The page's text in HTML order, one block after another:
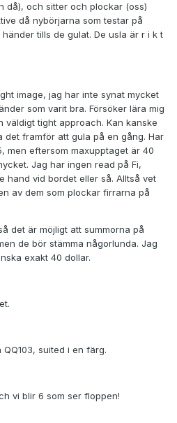
då), och sitter och plockar (oss)
då nybörjarna som testar på
tills de gulat. De usla är r i k t
image, jag har inte synat mycket
som varit bra. Försöker lära mig
väldigt tight approach. Kan kanske
det framför att gula på en gång. Har
men eftersom maxupptaget är 40
Jag har ingen read på Fi,
hand vid bordet eller så. Alltså vet
av dem som plockar firrarna på
det är möjligt att summorna på
de bör stämma någorlunda. Jag
exakt 40 dollar.
suited i en färg.
vi blir 6 som ser floppen!